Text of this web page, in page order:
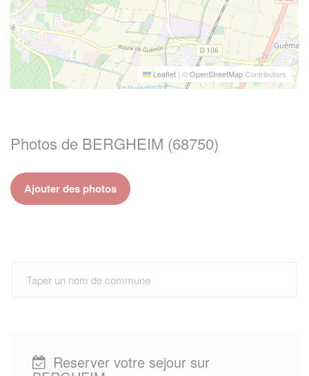
Leaflet | ©OpenStreetMapContributors
Photos de BERGHEIM (68750)
Ajouter des photos
Reserver votre sejour sur